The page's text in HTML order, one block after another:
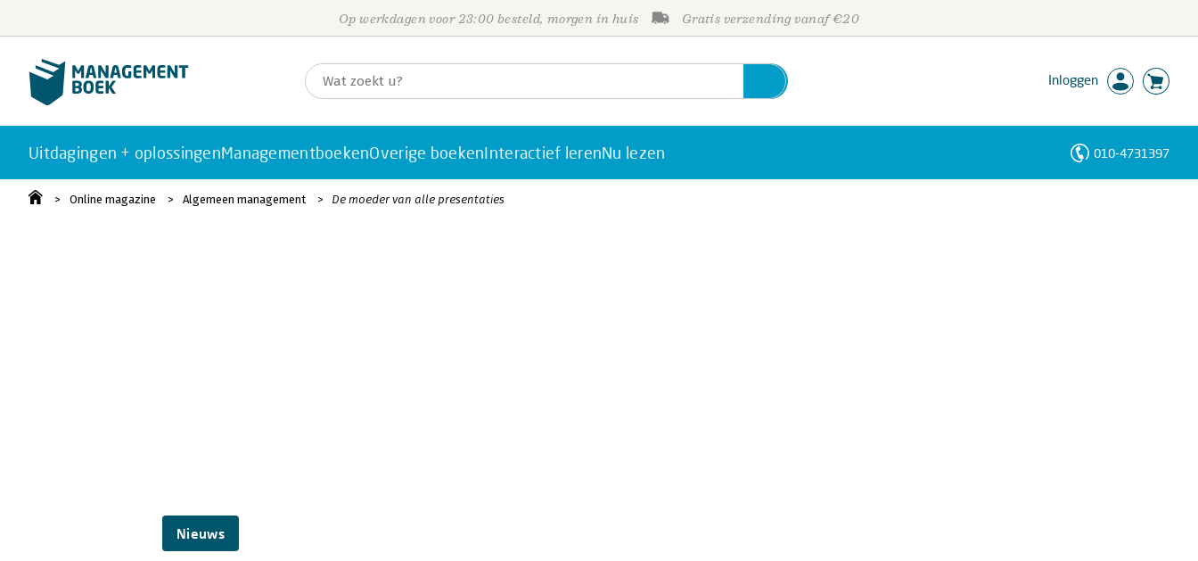
Op werkdagen voor 23:00 besteld, morgen in huis Gratis verzending vanaf €20
Inloggen
Uitdagingen + oplossingenManagementboekenOverige boekenInteractief lerenNu lezen 010-4731397
Online magazine Algemeen management De moeder van alle presentaties
Nieuws
Personen